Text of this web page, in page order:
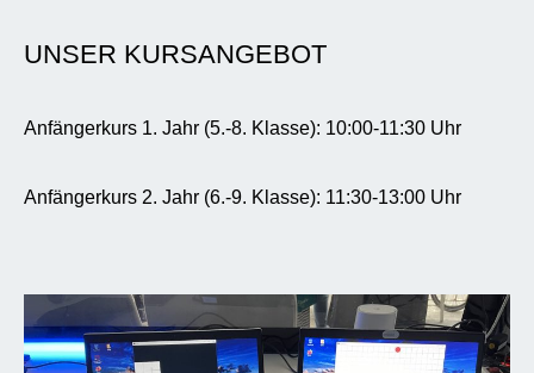
UNSER KURSANGEBOT
Anfängerkurs 1. Jahr (5.-8. Klasse): 10:00-11:30 Uhr
Anfängerkurs 2. Jahr (6.-9. Klasse): 11:30-13:00 Uhr